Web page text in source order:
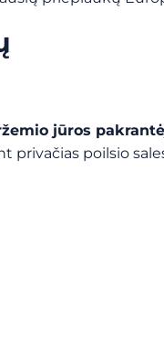
jūros
poilsio